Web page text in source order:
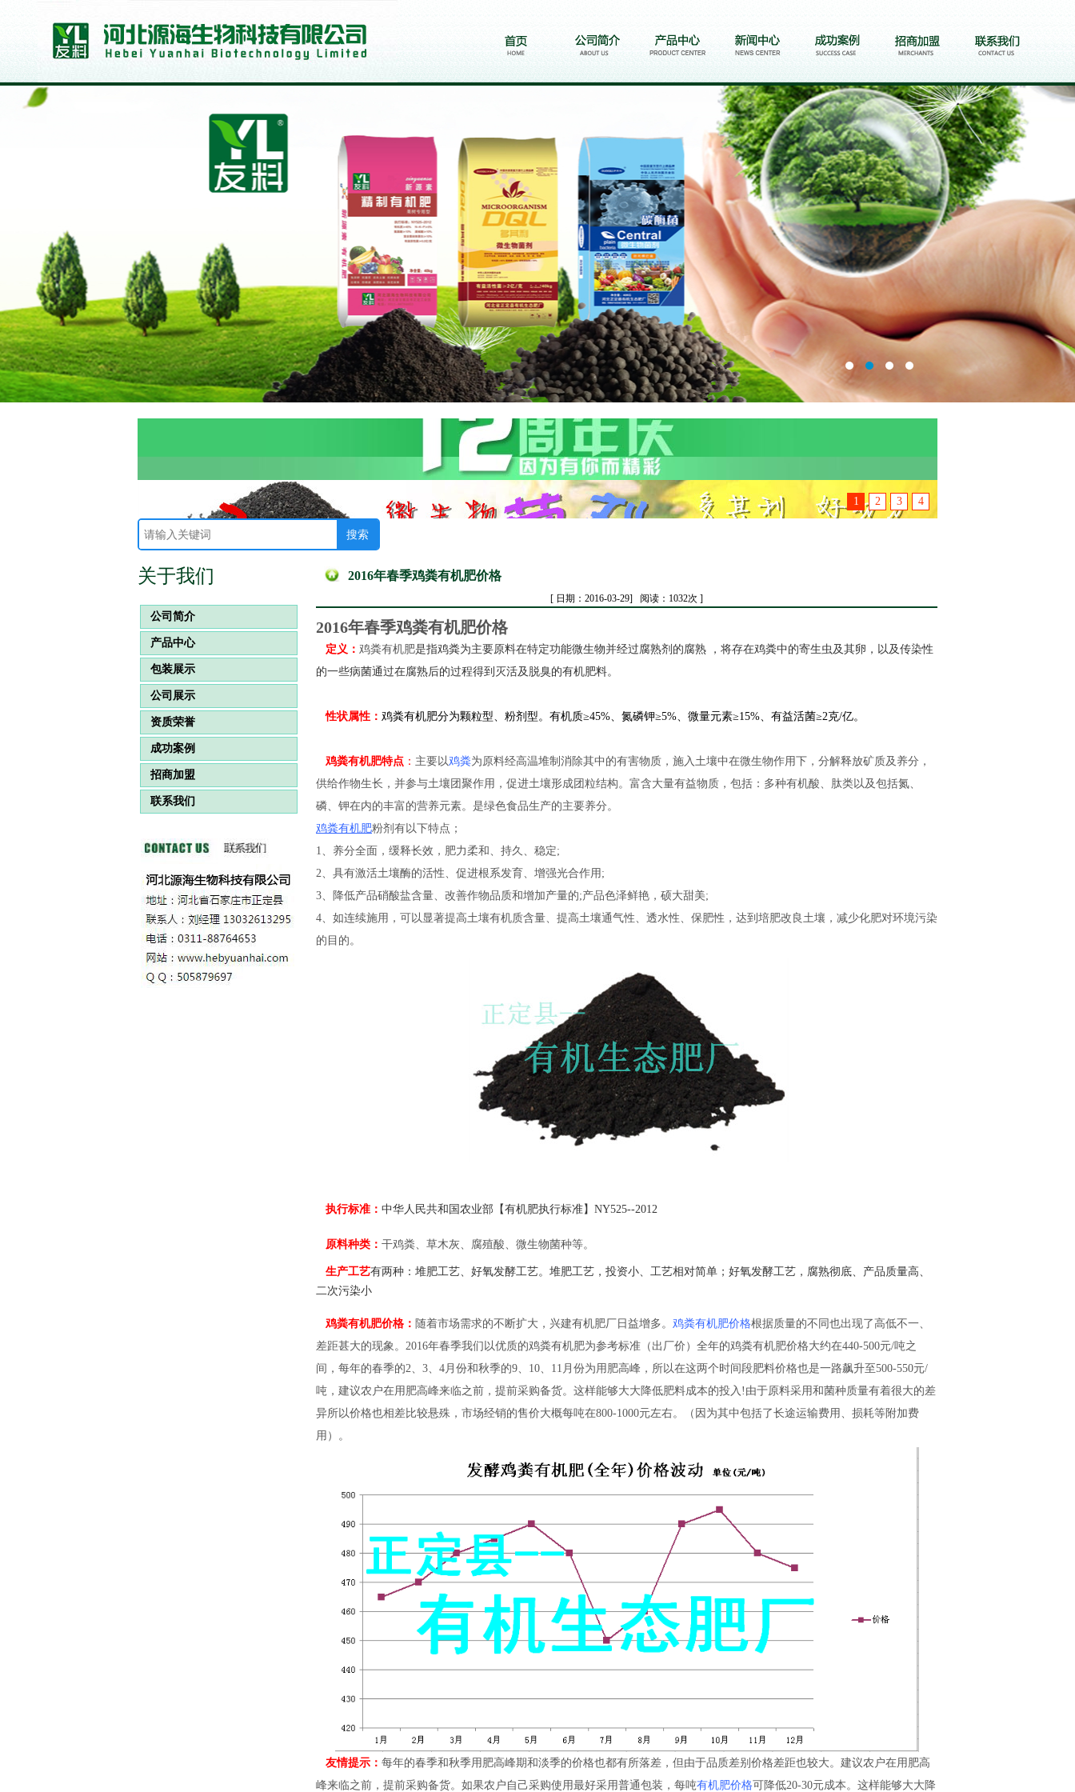
1 2 3 4
关于我们
公司简介
产品中心
包装展示
公司展示
资质荣誉
成功案例
招商加盟
联系我们
2016年春季鸡粪有机肥价格
[ 日期：2016-03-29] 阅读：1032次 ]
2016年春季鸡粪有机肥价格
定义： 鸡粪有机肥是指鸡粪为主要原料在特定功能微生物并经过腐熟剂的腐熟 ，将存在鸡粪中的寄生虫及其卵，以及传染性
的一些病菌通过在腐熟后的过程得到灭活及脱臭的有机肥料。
性状属性： 鸡粪有机肥分为颗粒型、粉剂型。有机质≥45%、 氮磷钾≥5%、微量元素≥15%、 有益活菌≥2克/亿。
鸡粪有机肥特点 ： 主要以鸡粪为原料经高温堆制消除其中的有害物质，施入土壤中在微生物作用下，分解释放矿质及养分，
供给作物生长，并参与土壤团聚作用，促进土壤形成团粒结构。富含大量有益物质，包括：多种有机酸、肽类以及包括氮、
磷、钾在内的丰富的营养元素。是绿色食品生产的主要养分。
鸡粪有机肥粉剂有以下特点；
1、养分全面，缓释长效，肥力柔和、持久、稳定;
2、具有激活土壤酶的活性、促进根系发育、增强光合作用;
3、降低产品硝酸盐含量、改善作物品质和增加产量的;产品色泽鲜艳，硕大甜美;
4、如连续施用，可以显著提高土壤有机质含量、提高土壤通气性、透水性、保肥性，达到培肥改良土壤，减少化肥对环境污染
的目的。
执行标准： 中华人民共和国农业部 【有机肥执行标准】 NY525--2012
原料种类： 干鸡粪、草木灰、腐殖酸、微生物菌种等。
生产工艺有两种 ： 堆肥工艺、 好氧发酵工艺。堆肥工艺 ， 投资小、工艺相对简单 ； 好氧发酵工艺 ， 腐熟彻底、产品质量高、
二次污染小
鸡粪有机肥价格： 随着市场需求的不断扩大，兴建有机肥厂日益增多。 鸡粪有机肥价格根据质量的不同也出现了高低不一、
差距甚大的现象。 2016年春季我们以优质的鸡粪有机肥为参考标准 （出厂价）全年的鸡粪有机肥价格大约在440-500元/吨之
间，每年的春季的2、3、4月份和秋季的9、10、11月份为用肥高峰，所以在这两个时间段肥料价格也是一路飙升至500-550元/
吨 ，建议农户在用肥高峰来临之前，提前采购备货。这样能够大大降低肥料成本的投 入!由于原料采用和菌种质量有着很大的差
异所以价格也相差比较悬殊，市场经销的售价大概每吨在800-1000元左右。（因为其中包括了长途运输费用、损耗等附加费
用） 。
友情提示： 每年的春季和秋季用肥高峰期和淡季的价格也都有所落差，但由于品质差别价格差距也较大。建议农户在用肥高
峰来临之前，提前采购备货。如果农户自己采购使用最好采用普通包装，每吨有机肥价格可降低20-30元成本。这样能够大大降